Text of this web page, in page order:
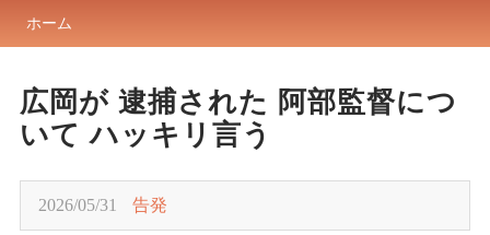
ホーム
広岡が 逮捕された 阿部監督につ
いて ハッキリ言う
2026/05/31 告発